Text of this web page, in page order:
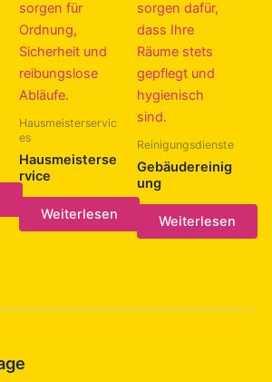
Hausmeisterservic
es
Hausmeisterse
rvice
Weiterlesen
Reinigungsdienste
Gebäudereinig
ung
Weiterlesen